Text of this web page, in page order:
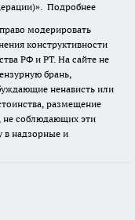
Подробнее
модерировать
конструктивности
РФ и РТ. На сайте не
брань,
ненависть или
размещение
не соблюдающих эти
в надзорные и